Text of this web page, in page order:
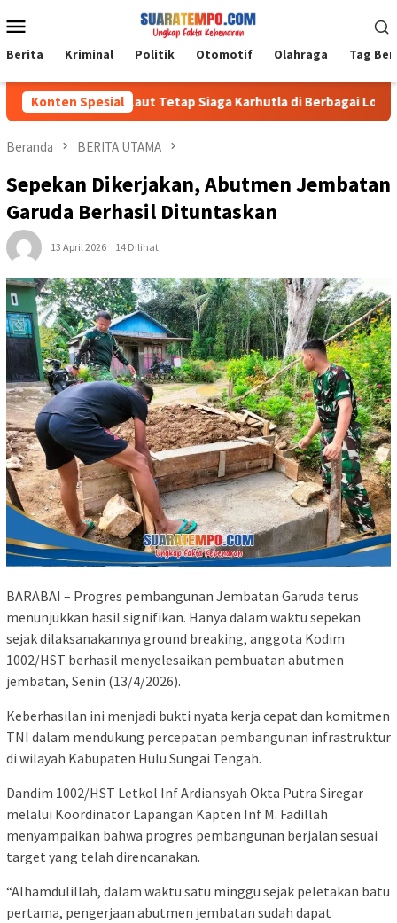
ke
kontenMobile
Berita Kriminal Politik Otomotif Olahraga Tag
Konten Spesial
Tanah Laut Tetap Siaga Karhutla di Berbagai Lokasi
Beranda BERITA UTAMA
Sepekan Dikerjakan, Abutmen Jembatan
Garuda Berhasil Dituntaskan
13 April 2026 14 Dilihat
BARABAI – Progres pembangunan Jembatan Garuda terus
menunjukkan hasil signifikan. Hanya dalam waktu sepekan
sejak dilaksanakannya ground breaking, anggota Kodim
1002/HST berhasil menyelesaikan pembuatan abutmen
jembatan, Senin (13/4/2026).
Keberhasilan ini menjadi bukti nyata kerja cepat dan komitmen
TNI dalam mendukung percepatan pembangunan infrastruktur
di wilayah Kabupaten Hulu Sungai Tengah.
Dandim 1002/HST Letkol Inf Ardiansyah Okta Putra Siregar
melalui Koordinator Lapangan Kapten Inf M. Fadillah
menyampaikan bahwa progres pembangunan berjalan sesuai
target yang telah direncanakan.
“Alhamdulillah, dalam waktu satu minggu sejak peletakan batu
pertama, pengerjaan abutmen jembatan sudah dapat